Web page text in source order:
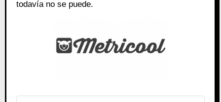
todavía no se puede.